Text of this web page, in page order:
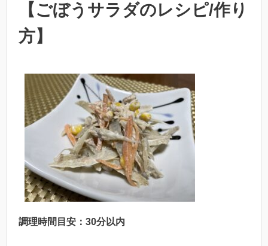
【ごぼうサラダのレシピ/作り
方】
調理時間目安：30分以内